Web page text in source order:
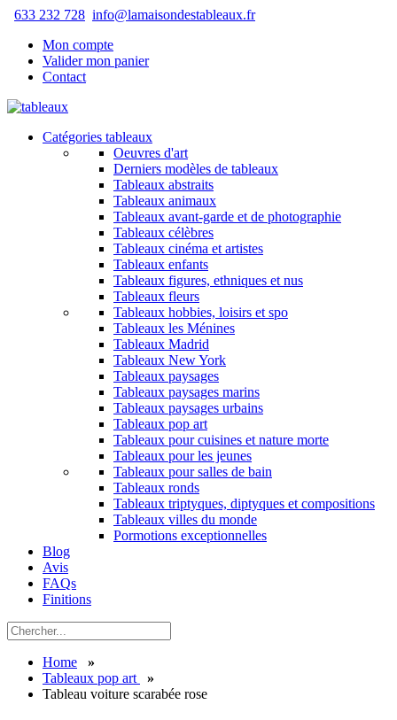
633 232 728 info@lamaisondestableaux.fr
Mon compte
Valider mon panier
Contact
Catégories tableaux
Oeuvres d'art
Derniers modèles de tableaux
Tableaux abstraits
Tableaux animaux
Tableaux avant-garde et de photographie
Tableaux célèbres
Tableaux cinéma et artistes
Tableaux enfants
Tableaux figures, ethniques et nus
Tableaux fleurs
Tableaux hobbies, loisirs et spo
Tableaux les Ménines
Tableaux Madrid
Tableaux New York
Tableaux paysages
Tableaux paysages marins
Tableaux paysages urbains
Tableaux pop art
Tableaux pour cuisines et nature morte
Tableaux pour les jeunes
Tableaux pour salles de bain
Tableaux ronds
Tableaux triptyques, diptyques et compositions
Tableaux villes du monde
Pormotions exceptionnelles
Blog
Avis
FAQs
Finitions
Home
»
Tableaux pop art
»
Tableau voiture scarabée rose